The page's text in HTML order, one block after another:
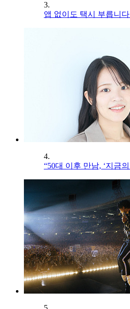
3.
앱 없이도 택시 부릅니
4.
“50대 이후 만남, ‘지금